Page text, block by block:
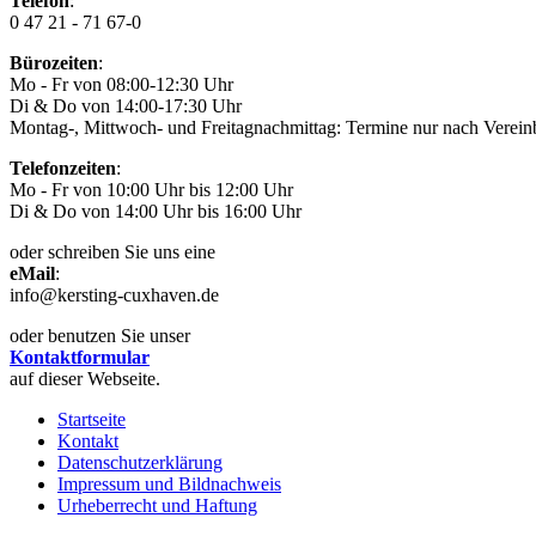
0 47 21 - 71 67-0
Bürozeiten:
Mo - Fr von 08:00-12:30 Uhr
Di & Do von 14:00-17:30 Uhr
Montag-, Mittwoch- und Freitagnachmittag: Termine nur nach
Telefonzeiten:
Mo - Fr von 10:00 Uhr bis 12:00 Uhr
Di & Do von 14:00 Uhr bis 16:00 Uhr
oder schreiben Sie uns eine
eMail:
info@kersting-cuxhaven.de
oder benutzen Sie unser
Kontaktformular
auf dieser Webseite.
Startseite
Kontakt
Datenschutzerklärung
Impressum und Bildnachweis
Urheberrecht und Haftung